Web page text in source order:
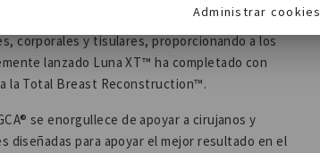
ofrecemos la cartera de implantes más
corporales y tisulares, proporcionando a los
lanzado Luna XT™ ha completado con
la Total Breast Reconstruction™.
se enorgullece de apoyar a cirujanos y
para apoyar el mejor resultado en el
Administrar cookies